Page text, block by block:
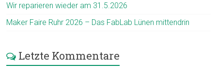
Wir reparieren wieder am 31.5.2026
Maker Faire Ruhr 2026 – Das FabLab Lünen mittendrin
Letzte Kommentare